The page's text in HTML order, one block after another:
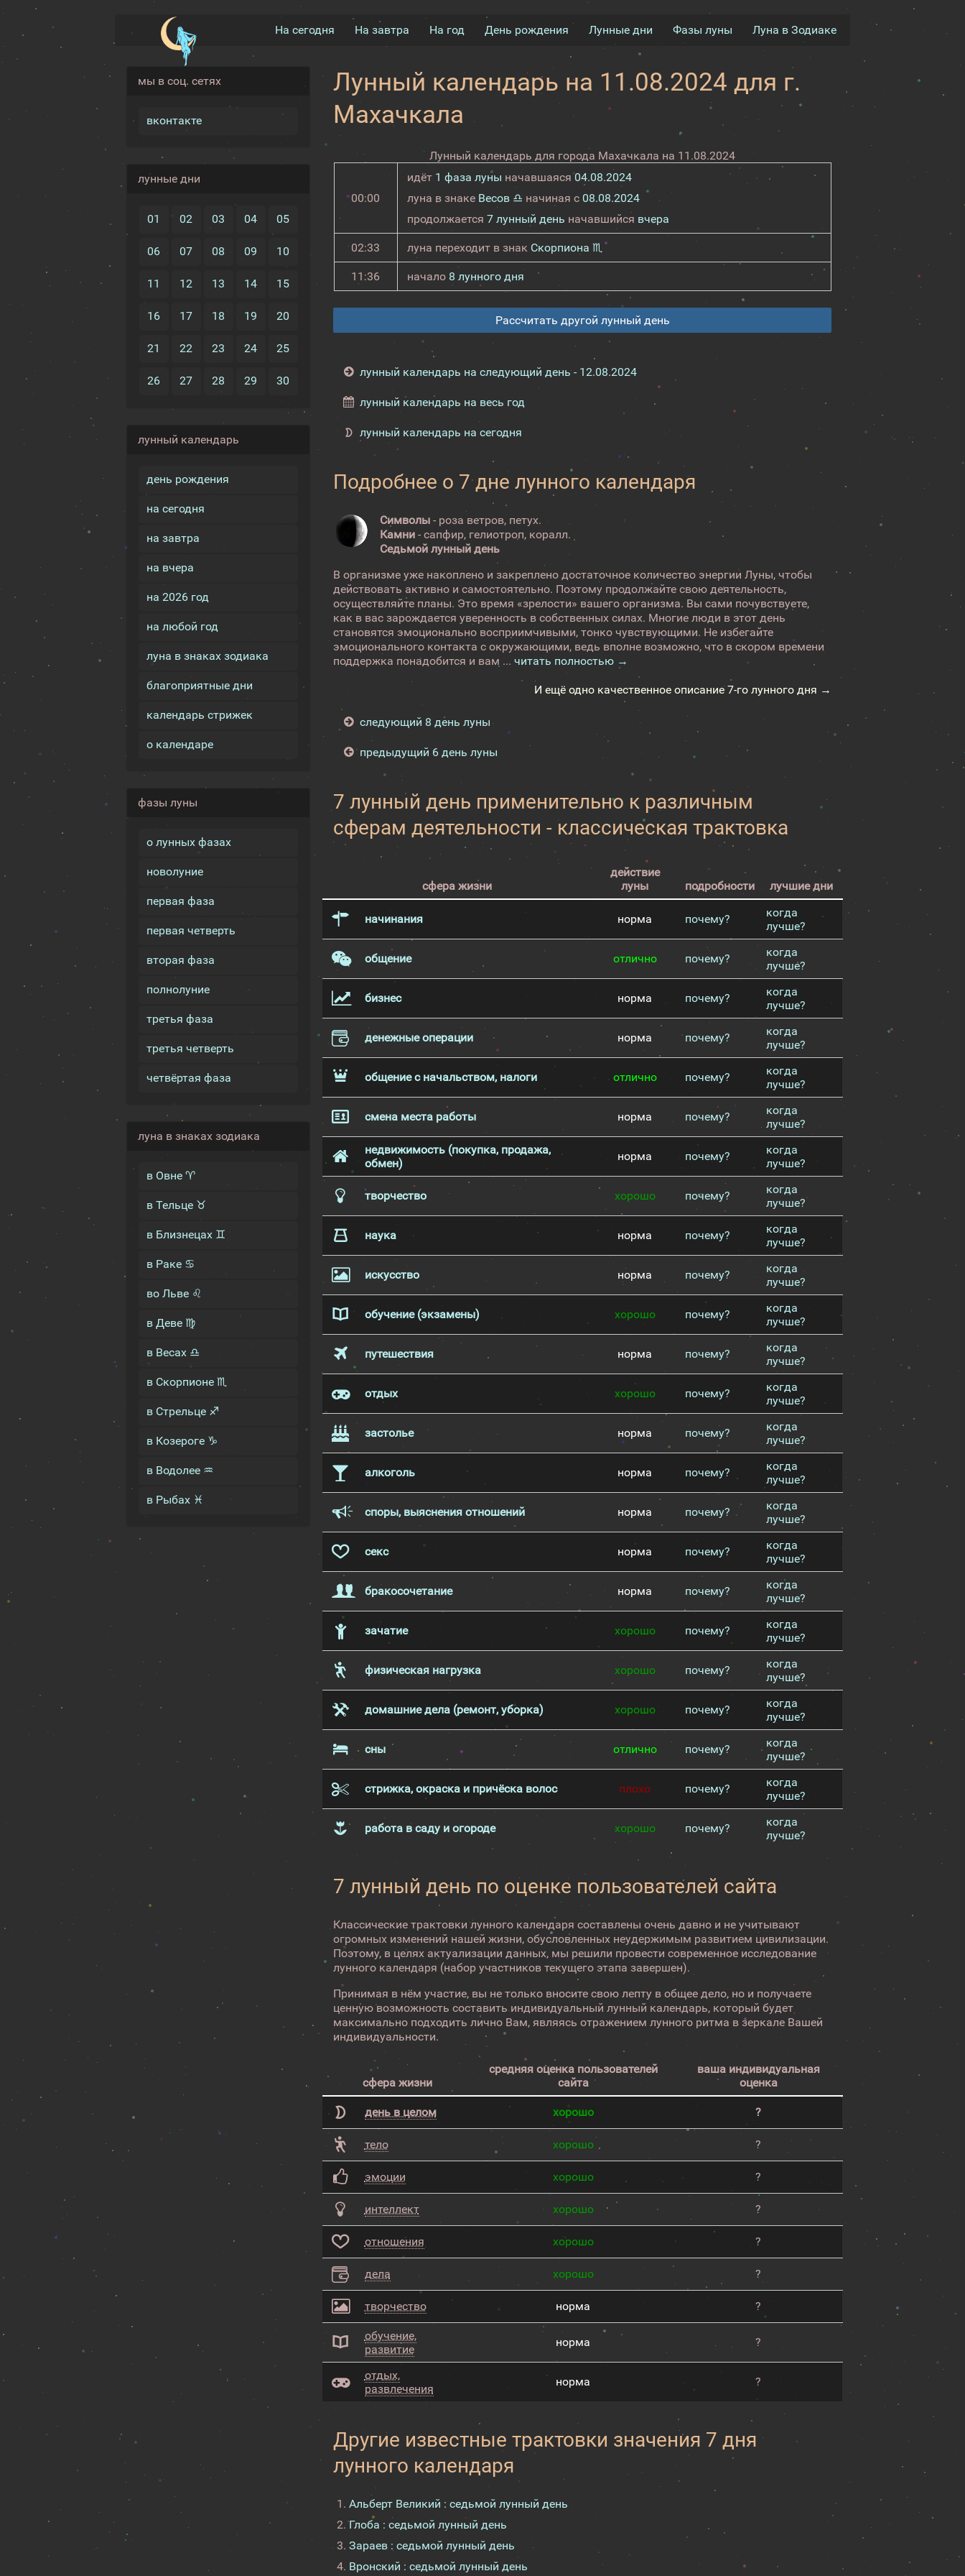
На сегодня На завтра На год День рождения Лунные дни Фазы луны Луна в Зодиаке
мы в соц. сетях
вконтакте
лунные дни
01 02 03 04 05
06 07 08 09 10
11 12 13 14 15
16 17 18 19 20
21 22 23 24 25
26 27 28 29 30
лунный календарь
день рождения
на сегодня
на завтра
на вчера
на 2026 год
на любой год
луна в знаках зодиака
благоприятные дни
календарь стрижек
о календаре
фазы луны
о лунных фазах
новолуние
первая фаза
первая четверть
вторая фаза
полнолуние
третья фаза
третья четверть
четвёртая фаза
луна в знаках зодиака
в Овне ♈
в Тельце ♉
в Близнецах ♊
в Раке ♋
во Льве ♌
в Деве ♍
в Весах ♎
в Скорпионе ♏
в Стрельце ♐
в Козероге ♑
в Водолее ♒
в Рыбах ♓
Лунный календарь на 11.08.2024 для г.
Махачкала
Лунный календарь для города Махачкала на 11.08.2024
00:00
идёт 1 фаза луны начавшаяся04.08.2024
луна в знаке Весов ♎ начиная с 08.08.2024
продолжается 7 лунный день начавшийся вчера
02:33 луна переходит в знак Скорпиона ♏
11:36 начало 8 лунного дня
Рассчитать другой лунный день
лунный календарь на следующий день - 12.08.2024
лунный календарь на весь год
лунный календарь на сегодня
Подробнее о 7 дне лунного календаря
Символы - роза ветров, петух.
Камни - сапфир, гелиотроп, коралл.
Седьмой лунный день
В организме уже накоплено и закреплено достаточное количество энергии Луны, чтобы
действовать активно и самостоятельно. Поэтому продолжайте свою деятельность,
осуществляйте планы. Это время «зрелости» вашего организма. Вы сами почувствуете,
как в вас зарождается уверенность в собственных силах. Многие люди в этот день
становятся эмоционально восприимчивыми, тонко чувствующими. Не избегайте
эмоционального контакта с окружающими, ведь вполне возможно, что в скором времени
поддержка понадобится и вам ...читать полностью →
И ещё одно качественное описание 7-го лунного дня →
следующий 8 день луны
предыдущий 6 день луны
7 лунный день применительно к различным
сферам деятельности - классическая трактовка
сфера жизни
действие
луны
подробности лучшие дни
начинания норма почему?
когда
лучше?
общение отлично почему?
когда
лучше?
бизнес норма почему?
когда
лучше?
денежные операции норма почему?
когда
лучше?
общение с начальством, налоги отлично почему?
когда
лучше?
смена места работы норма почему?
когда
лучше?
недвижимость (покупка, продажа,
обмен)
норма почему?
когда
лучше?
творчество хорошо почему?
когда
лучше?
наука норма почему?
когда
лучше?
искусство норма почему?
когда
лучше?
обучение (экзамены) хорошо почему?
когда
лучше?
путешествия норма почему?
когда
лучше?
отдых хорошо почему?
когда
лучше?
застолье норма почему?
когда
лучше?
алкоголь норма почему?
когда
лучше?
споры, выяснения отношений норма почему?
когда
лучше?
секс норма почему?
когда
лучше?
бракосочетание норма почему?
когда
лучше?
зачатие хорошо почему?
когда
лучше?
физическая нагрузка хорошо почему?
когда
лучше?
домашние дела (ремонт, уборка) хорошо почему?
когда
лучше?
сны отлично почему?
когда
лучше?
стрижка, окраска и причёска волос плохо почему?
когда
лучше?
работа в саду и огороде хорошо почему?
когда
лучше?
7 лунный день по оценке пользователей сайта
Классические трактовки лунного календаря составлены очень давно и не учитывают
огромных изменений нашей жизни, обусловленных неудержимым развитием цивилизации.
Поэтому, в целях актуализации данных, мы решили провести современное исследование
лунного календаря (набор участников текущего этапа завершен).
Принимая в нём участие, вы не только вносите свою лепту в общее дело, но и получаете
ценную возможность составить индивидуальный лунный календарь, который будет
максимально подходить лично Вам, являясь отражением лунного ритма в зеркале Вашей
индивидуальности.
сфера жизни
средняя оценка пользователей
сайта
ваша индивидуальная
оценка
день в целом хорошо ?
тело хорошо ?
эмоции хорошо ?
интеллект хорошо ?
отношения хорошо ?
дела хорошо ?
творчество норма ?
обучение,
развитие
норма ?
отдых,
развлечения
норма ?
Другие известные трактовки значения 7 дня
лунного календаря
Альберт Великий : седьмой лунный день
Глоба : седьмой лунный день
Зараев : седьмой лунный день
Вронский : седьмой лунный день